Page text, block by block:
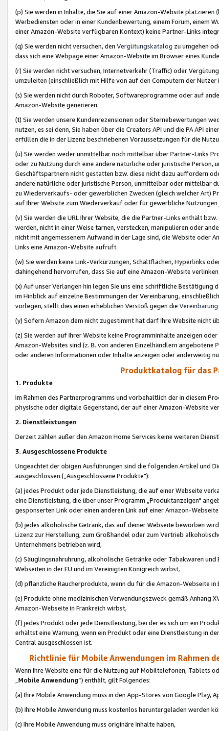
(p) Sie werden in Inhalte, die Sie auf einer Amazon-Website
Werbediensten oder in einer Kundenbewertung, einem Forum, einem
einer Amazon-Website verfügbaren Kontext) keine Partner-Links
(q) Sie werden nicht versuchen, den Vergütungskatalog zu umgehen
dass sich eine Webpage einer Amazon-Website im Browser eines
(r) Sie werden nicht versuchen, Internetverkehr (Traffic) oder
umzuleiten (einschließlich mit Hilfe von auf den Computern der
(s) Sie werden nicht durch Roboter, Softwareprogramme oder auf
Amazon-Website generieren.
(t) Sie werden unsere Kundenrezensionen oder Sternebewertungen
nutzen, es sei denn, Sie haben über die Creators API und die PA API
erfüllen die in der Lizenz beschriebenen Voraussetzungen für die
(u) Sie werden weder unmittelbar noch mittelbar über Partner-Links
oder zu Nutzung durch eine andere natürliche oder juristische
Geschäftspartnern nicht gestatten bzw. diese nicht dazu auffordern
andere natürliche oder juristische Person, unmittelbar oder mittelbar
zu Wiederverkaufs- oder gewerblichen Zwecken (gleich welcher Art)
auf Ihrer Website zum Wiederverkauf oder für gewerbliche
(v) Sie werden die URL Ihrer Website, die die Partner-Links enthält
werden, nicht in einer Weise tarnen, verstecken, manipulieren oder
nicht mit angemessenem Aufwand in der Lage sind, die Website oder
Links eine Amazon-Website aufruft.
(w) Sie werden keine Link-Verkürzungen, Schaltflächen, Hyperlinks
dahingehend hervorrufen, dass Sie auf eine Amazon-Website
(x) Auf unser Verlangen hin legen Sie uns eine schriftliche
im Hinblick auf einzelne Bestimmungen der Vereinbarung,
vorlegen, stellt dies einen erheblichen Verstoß gegen die Vereinbarung
(y) Sofern Amazon dem nicht zugestimmt hat darf Ihre Website nicht
(z) Sie werden auf Ihrer Website keine Programminhalte anzeigen
Amazon-Websites sind (z. B. von anderen Einzelhändlern
oder anderen Informationen oder Inhalte anzeigen oder anderweitig
Produktkatalog für das
1. Produkte
Im Rahmen des Partnerprogramms und vorbehaltlich der in diesem
physische oder digitale Gegenstand, der auf einer Amazon-Website
2. Dienstleistungen
Derzeit zählen außer den Amazon Home Services keine weiteren
3. Ausgeschlossene Produkte
Ungeachtet der obigen Ausführungen sind die folgenden Artikel und
ausgeschlossen („Ausgeschlossene Produkte"):
(a) jedes Produkt oder jede Dienstleistung, die auf einer Webseite
eine Dienstleistung, die über unser Programm „Produktanzeigen"
gesponserten Link oder einen anderen Link auf einer Amazon-
(b) jedes alkoholische Getränk, das auf deiner Webseite beworben
Lizenz zur Herstellung, zum Großhandel oder zum Vertrieb
Unternehmens betrieben wird,
(c) Säuglingsnahruhrung, alkoholische Getränke oder Tabakwaren
Webseiten in der EU und im Vereinigten Königreich wirbst,
(d) pflanzliche Raucherprodukte, wenn du für die Amazon-Webseite in
(e) Produkte ohne medizinischen Verwendungszweck gemäß Anhang
Amazon-Webseite in Frankreich wirbst,
(f) jedes Produkt oder jede Dienstleistung, bei der es sich um ein
erhältst eine Warnung, wenn ein Produkt oder eine Dienstleistung in
Central ausgeschlossen ist.
Richtlinie für Mobile Anwendungen im Rahmen
Wenn Ihre Website eine für die Nutzung auf Mobiltelefonen, Tablets
„Mobile Anwendung“) enthält, gilt Folgendes:
(a) Ihre Mobile Anwendung muss in den App-Stores von Google Play,
(b) Ihre Mobile Anwendung muss kostenlos heruntergeladen werden
(c) Ihre Mobile Anwendung muss originäre Inhalte haben,